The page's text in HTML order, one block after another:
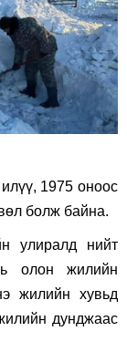
1975 оноос
болж байна.
улиралд нийт
олон жилийн
жилийн хувьд
дунджаас